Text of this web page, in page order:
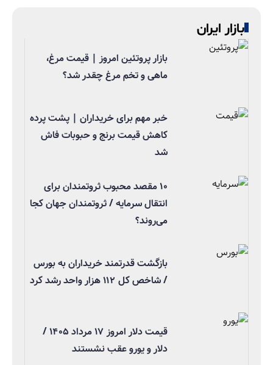
بازار ایران
بازار پروتئین امروز | قیمت مرغ،
ماهی و تخم مرغ چقدر شد؟
خبر مهم برای خریداران | پشت پرده
کاهش قیمت برنج و حبوبات فاش
شد
۱۰ مقصد محبوب ثروتمندان برای
انتقال سرمایه / ثروتمندان جهان کجا
می‌روند؟
بازگشت قدرتمند خریداران به بورس
/ شاخص کل ۱۱۲ هزار واحد رشد کرد
قیمت دلار امروز ۱۷ مرداد ۱۴۰۵ /
دلار و یورو عقب نشستند